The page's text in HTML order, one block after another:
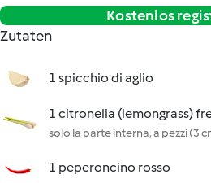
Kostenlos
Zutaten
1 spicchio di aglio
1 citronella (lemongrass)
solo la parte interna, a pezzi (3
1 peperoncino rosso